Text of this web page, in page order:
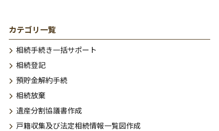
カテゴリ一覧
相続手続き一括サポート
相続登記
預貯金解約手続
相続放棄
遺産分割協議書作成
戸籍収集及び法定相続情報一覧図作成